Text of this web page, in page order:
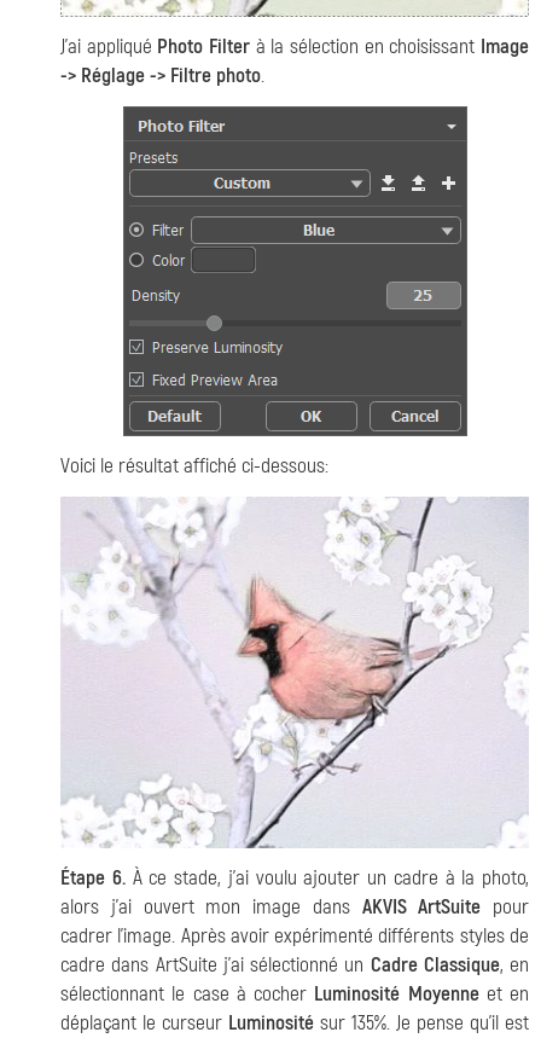
J’ai appliqué Photo Filter à la sélection en choisissant Image
-> Réglage -> Filtre photo.
Voici le résultat affiché ci-dessous:
Étape 6.À ce stade, j'ai voulu ajouter un cadre à la photo,
alors j'ai ouvert mon image dans AKVIS ArtSuite pour
cadrer l'image. Après avoir expérimenté différents styles de
cadre dans ArtSuite j'ai sélectionné un Cadre Classique, en
sélectionnant le case à cocher Luminosité Moyenneet en
déplaçant le curseur Luminosité sur 135%. Je pense qu'il est